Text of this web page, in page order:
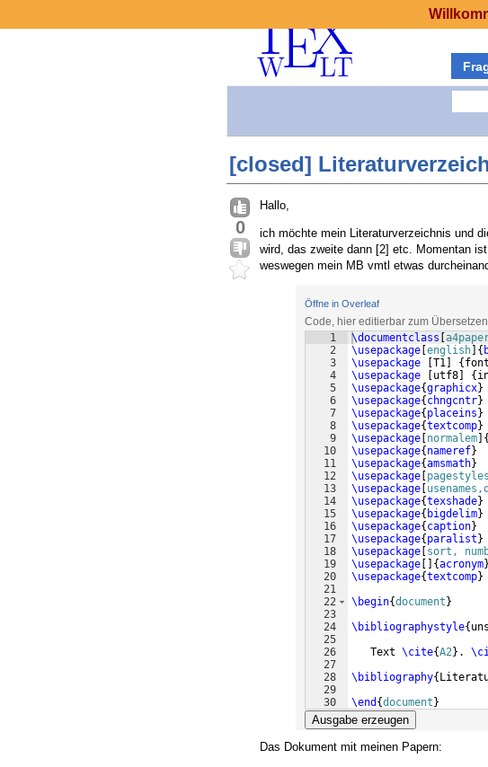
[closed]
0
Hallo,
ich möchte mein Literaturverzeichnis und
wird, das zweite dann [2] etc. Momentan
weswegen mein MB vmtl etwas
Öffne in Overleaf
Code, hier editierbar zum
1
2
3
4
5
6
7
8
9
10
11
12
13
14
15
16
17
18
19
20
21
22
23
24
25
26
27
28
29
30
\documentclass
\usepackage english {
\usepackage
T1 {
\usepackage
utf8 {
\usepackage{graphicx}
\usepackage{ chngcntr}
\usepackage{ placeins }
\usepackage{textcomp}
\usepackage normalem {
\usepackage{ nameref}
\usepackage{amsmath}
\usepackage pagestyles
\usepackage
\usepackage{texshade}
\usepackage{ bigdelim}
\usepackage{ caption}
\usepackage{ paralist }
\usepackage sort,
\usepackage
{acronym}
\usepackage{textcomp}
\begin{document }
\bibliographystyle{
   Text
\cite{A2} .
\bibliography{
\end {document }
Ausgabe erzeugen
Das Dokument mit meinen Papern: